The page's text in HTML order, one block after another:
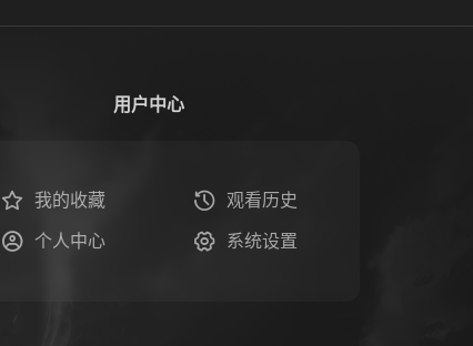
用户中心
我的收藏 观看历史
个人中心 系统设置